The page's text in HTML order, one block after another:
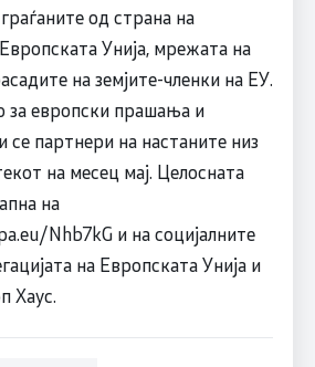
од страна на
Унија, мрежата на
на земјите-членки на ЕУ.
за европски прашања и
се партнери на настаните низ
на месец мај. Целосната
на
Nhb7kG и на социјалните
на Европската Унија и
Хаус.